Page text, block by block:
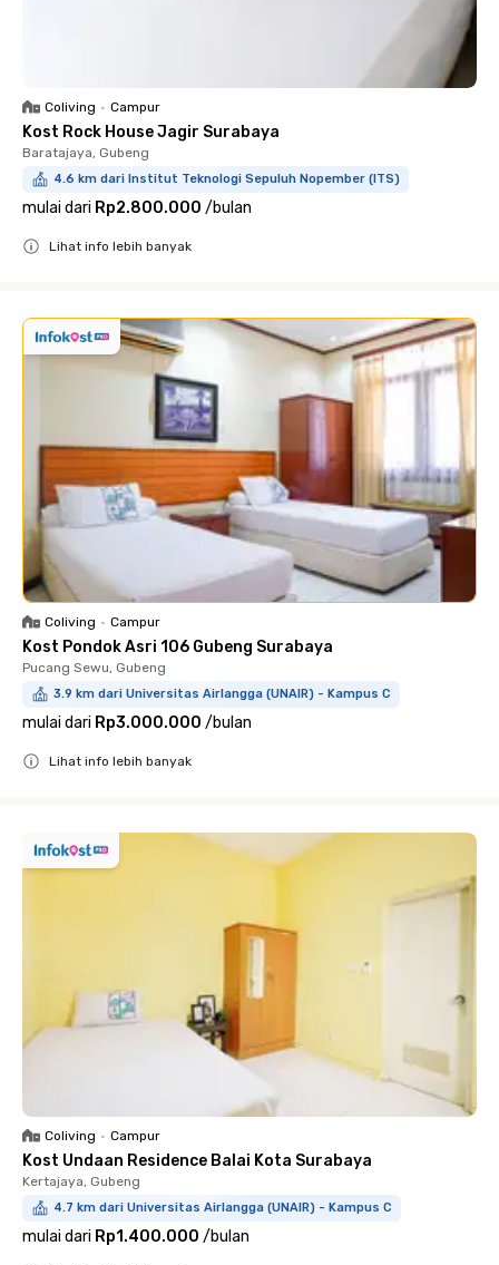
Coliving • Campur
Kost Rock House Jagir Surabaya
Baratajaya, Gubeng
4.6 km dari Institut Teknologi Sepuluh Nopember (ITS)
mulai dari Rp2.800.000 /bulan
Lihat info lebih banyak
Coliving • Campur
Kost Pondok Asri 106 Gubeng Surabaya
Pucang Sewu, Gubeng
3.9 km dari Universitas Airlangga (UNAIR) - Kampus C
mulai dari Rp3.000.000 /bulan
Lihat info lebih banyak
Coliving • Campur
Kost Undaan Residence Balai Kota Surabaya
Kertajaya, Gubeng
4.7 km dari Universitas Airlangga (UNAIR) - Kampus C
mulai dari Rp1.400.000 /bulan